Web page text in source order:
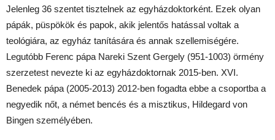
Jelenleg 36 szentet tisztelnek az egyházdoktorként. Ezek olyan
pápák, püspökök és papok, akik jelentős hatással voltak a
teológiára, az egyház tanítására és annak szellemiségére.
Legutóbb Ferenc pápa Nareki Szent Gergely (951-1003) örmény
szerzetest nevezte ki az egyházdoktornak 2015-ben. XVI.
Benedek pápa (2005-2013) 2012-ben fogadta ebbe a csoportba a
negyedik nőt, a német bencés és a misztikus, Hildegard von
Bingen személyében.